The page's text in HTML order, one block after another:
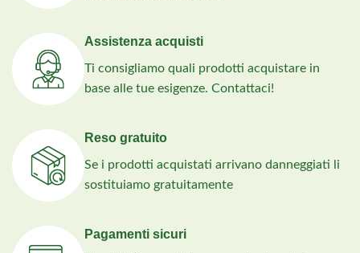
Assistenza acquisti
Ti consigliamo quali prodotti acquistare in
base alle tue esigenze. Contattaci!
Reso gratuito
Se i prodotti acquistati arrivano danneggiati li
sostituiamo gratuitamente
Pagamenti sicuri